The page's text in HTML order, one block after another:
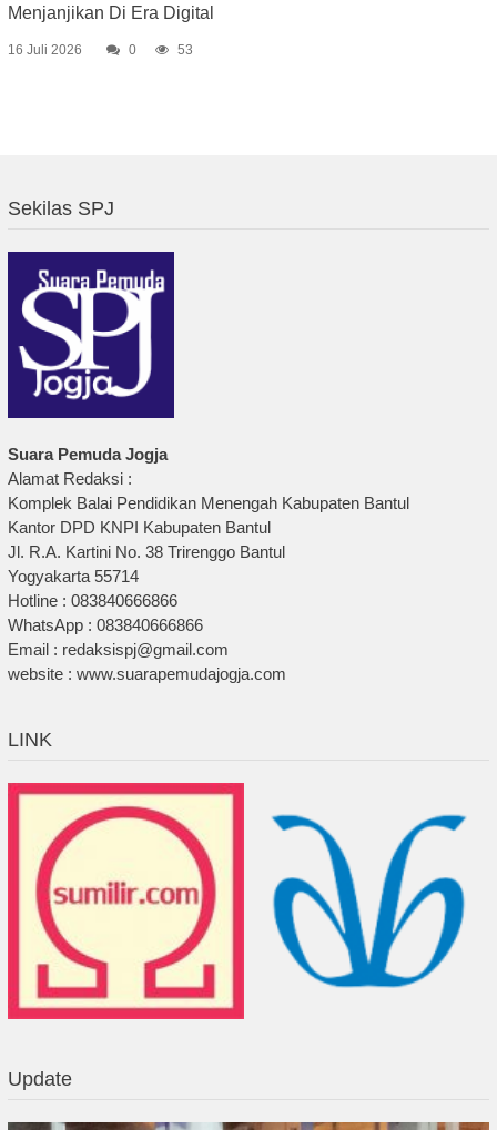
Menjanjikan Di Era Digital
16 Juli 2026 0 53
Sekilas SPJ
Suara Pemuda Jogja
Alamat Redaksi :
Komplek Balai Pendidikan Menengah Kabupaten Bantul
Kantor DPD KNPI Kabupaten Bantul
Jl. R.A. Kartini No. 38 Trirenggo Bantul
Yogyakarta 55714
Hotline : 083840666866
WhatsApp : 083840666866
Email : redaksispj@gmail.com
website : www.suarapemudajogja.com
LINK
Update